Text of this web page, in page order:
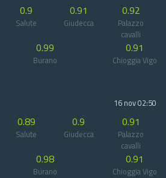
0.9
Salute
0.91
Giudecca
0.92
Palazzo
cavalli
0.99
Burano
0.91
Chioggia Vigo
16 nov 02:50
0.89
Salute
0.9
Giudecca
0.91
Palazzo
cavalli
0.98
Burano
0.91
Chioggia Vigo